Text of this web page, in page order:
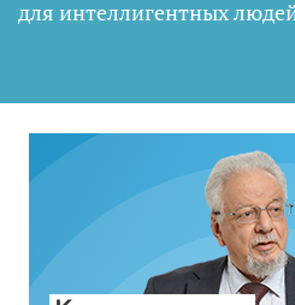
для интеллигентных